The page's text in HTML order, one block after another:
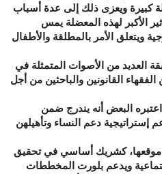
ويعزى ذلك إلى عدة أسباب
الأكبر لهذه المعضلة يمس
ويتعلق الأمر بالمطلقة والأطفال
العديد من الأصوات المتمثلة في
القانونين والباحثين من أجل
البعض أنه يندرج ضمن
إستراتيجية دعم النساء وتأهيلهن
موقعها، كشريك أساسي في تحقيق
ويدعم بلورت المخططات